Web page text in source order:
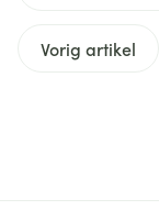
Vorig artikel